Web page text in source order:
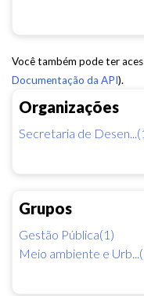
Organizações
Secretaria de
Grupos
Gestão Pública(1)
Meio ambiente e
Você também pode ter
Documentação da API).